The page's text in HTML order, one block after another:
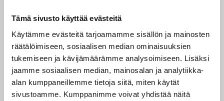
Tämä sivusto käyttää evästeitä
Käytämme evästeitä tarjoamamme sisällön ja mainosten
räätälöimiseen, sosiaalisen median ominaisuuksien
tukemiseen ja kävijämäärämme analysoimiseen. Lisäksi
jaamme sosiaalisen median, mainosalan ja analytiikka-
alan kumppaneillemme tietoja siitä, miten käytät
sivustoamme. Kumppanimme voivat yhdistää näitä